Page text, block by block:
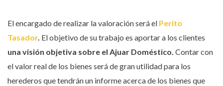
El encargado de realizar la valoración será el Perito
Tasador. El objetivo de su trabajo es aportar a los clientes
una visión objetiva sobre el Ajuar Doméstico. Contar con
el valor real de los bienes será de gran utilidad para los
herederos que tendrán un informe acerca de los bienes que